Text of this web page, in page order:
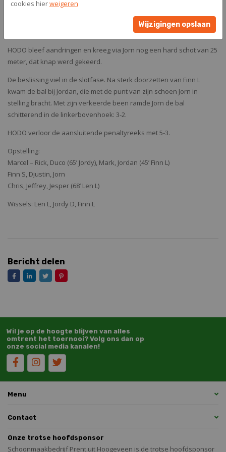
kansen. Eerst werd hij vrijgespeeld door Len, maar schoot op de
keeper. Even later zag hij doel zijn schot in de handen van de
HODO bleef aandringen en kreeg via Jorn nog een hard schot van 25
meter, dat knap werd gekeerd.
De beslissing viel in de slotfase. Na sterk doorzetten van Finn L
kwam de bal bij Jordan, die met de punt van zijn schoen Jorn in
stelling bracht. Met zijn verkeerde been ramde Jorn de bal
schitterend in de linkerbovenhoek: 3-2.
HODO verloor de aansluitende penaltyreeks met 5-3.
Opstelling:
Marcel – Rick, Duco (65’ Jordy), Mark, Jordan (45’ Finn L)
Finn S, Djustin, Jorn
Chris, Jeffrey, Jesper (68’ Len L)
Wissels: Len L, Jordy D, Finn L
Bericht delen
Wil je op de hoogte blijven van alles
omtrent het toernooi? Volg ons dan op
onze social media kanalen!
Menu
Contact
Onze trotse hoofdsponsor
Schoonmaakbedrijf Prent uit Hoogeveen is de trotse hoofdsponsor
cookies hierweigeren
Wijzigingen opslaan